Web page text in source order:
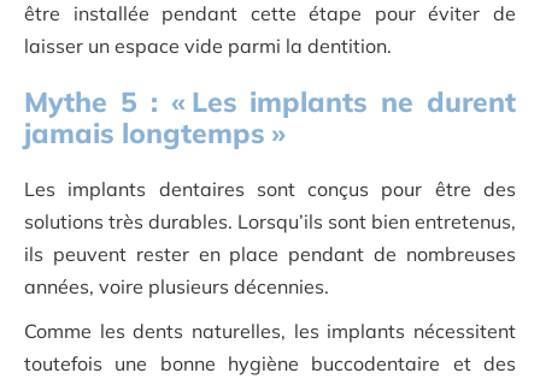
être installée pendant cette étape pour éviter de
laisser un espace vide parmi la dentition.
Mythe 5 : « Les implants ne durent
jamais longtemps »
Les implants dentaires sont conçus pour être des
solutions très durables. Lorsqu’ils sont bien entretenus,
ils peuvent rester en place pendant de nombreuses
années, voire plusieurs décennies.
Comme les dents naturelles, les implants nécessitent
toutefois une bonne hygiène buccodentaire et des